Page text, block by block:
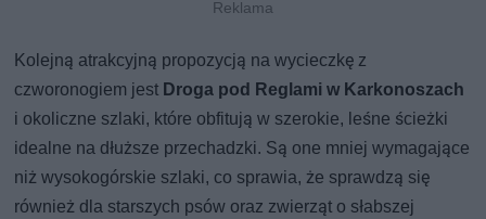
Kolejną atrakcyjną propozycją na wycieczkę z
czworonogiem jest Droga pod Reglami w Karkonoszach
i okoliczne szlaki, które obfitują w szerokie, leśne ścieżki
idealne na dłuższe przechadzki. Są one mniej wymagające
niż wysokogórskie szlaki, co sprawia, że sprawdzą się
również dla starszych psów oraz zwierząt o słabszej